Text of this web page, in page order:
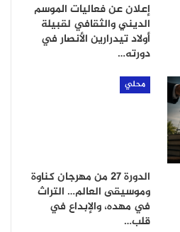
إعلان عن فعاليات الموسم
الديني والثقافي لقبيلة
أولاد تيدرارين الأنصار في
دورته…
محلي
الدورة 27 من مهرجان كناوة
وموسيقى العالم… التراث
في مهده، والإبداع في
قلب…